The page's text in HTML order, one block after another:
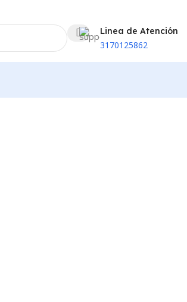
Linea de Atención
3170125862